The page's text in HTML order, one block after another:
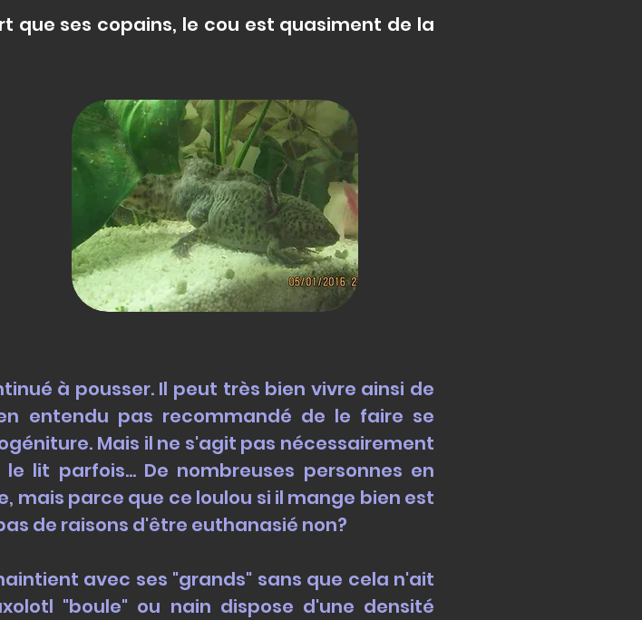
que ses copains, le cou est quasiment de la
Nathalie Louf
à pousser. Il peut très bien vivre ainsi de
entendu pas recommandé de le faire se
Mais il ne s'agit pas nécessairement
lit parfois... De nombreuses personnes en
parce que ce loulou si il mange bien est
de raisons d'être euthanasié non?
avec ses "grands" sans que cela n'ait
"boule" ou nain dispose d'une densité